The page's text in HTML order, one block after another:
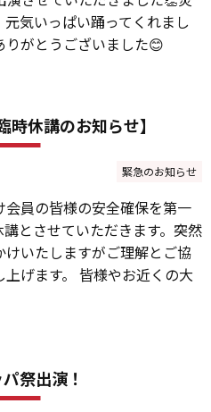
気いっぱい踊ってくれまし
がとうございました😊
時休講のお知らせ】
緊急のお知らせ
員の皆様の安全確保を第一
とさせていただきます。突然
いたしますがご理解とご協
げます。 皆様やお近くの大
祭出演！